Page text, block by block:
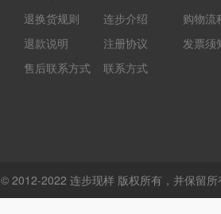
退换货规则
退款说明
售后联系方式
连步介绍
注册协议
联系方式
购物流
发票须
© 2012-2022 连步现样 版权所有，并保留